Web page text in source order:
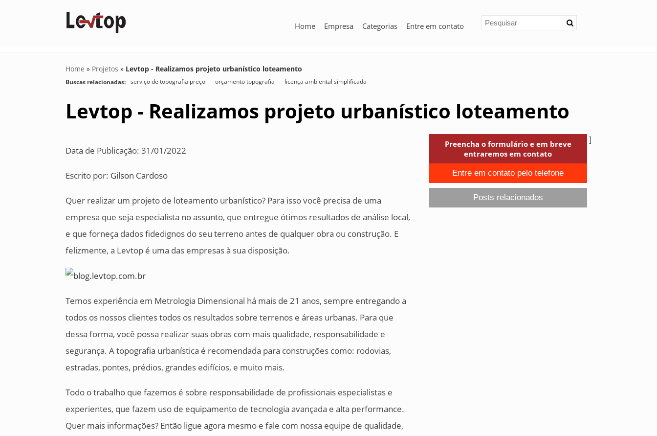
Home Empresa Categorias Entre em contato
Home » Projetos » Levtop - Realizamos projeto urbanístico loteamento
Buscas relacionadas: serviço de topografia preço orçamento topografia licença ambiental simplificada
Levtop - Realizamos projeto urbanístico loteamento
Data de Publicação: 31/01/2022
Escrito por: Gilson Cardoso
Quer realizar um projeto de loteamento urbanístico? Para isso você precisa de uma
empresa que seja especialista no assunto, que entregue ótimos resultados de análise local,
e que forneça dados fidedignos do seu terreno antes de qualquer obra ou construção. E
felizmente, a Levtop é uma das empresas à sua disposição.
Temos experiência em Metrologia Dimensional há mais de 21 anos, sempre entregando a
todos os nossos clientes todos os resultados sobre terrenos e áreas urbanas. Para que
dessa forma, você possa realizar suas obras com mais qualidade, responsabilidade e
segurança. A topografia urbanística é recomendada para construções como: rodovias,
estradas, pontes, prédios, grandes edifícios, e muito mais.
Todo o trabalho que fazemos é sobre responsabilidade de profissionais especialistas e
experientes, que fazem uso de equipamento de tecnologia avançada e alta performance.
Quer mais informações? Então ligue agora mesmo e fale com nossa equipe de qualidade,
Preencha o formulário e em breve
entraremos em contato
Entre em contato pelo telefone
Posts relacionados
]